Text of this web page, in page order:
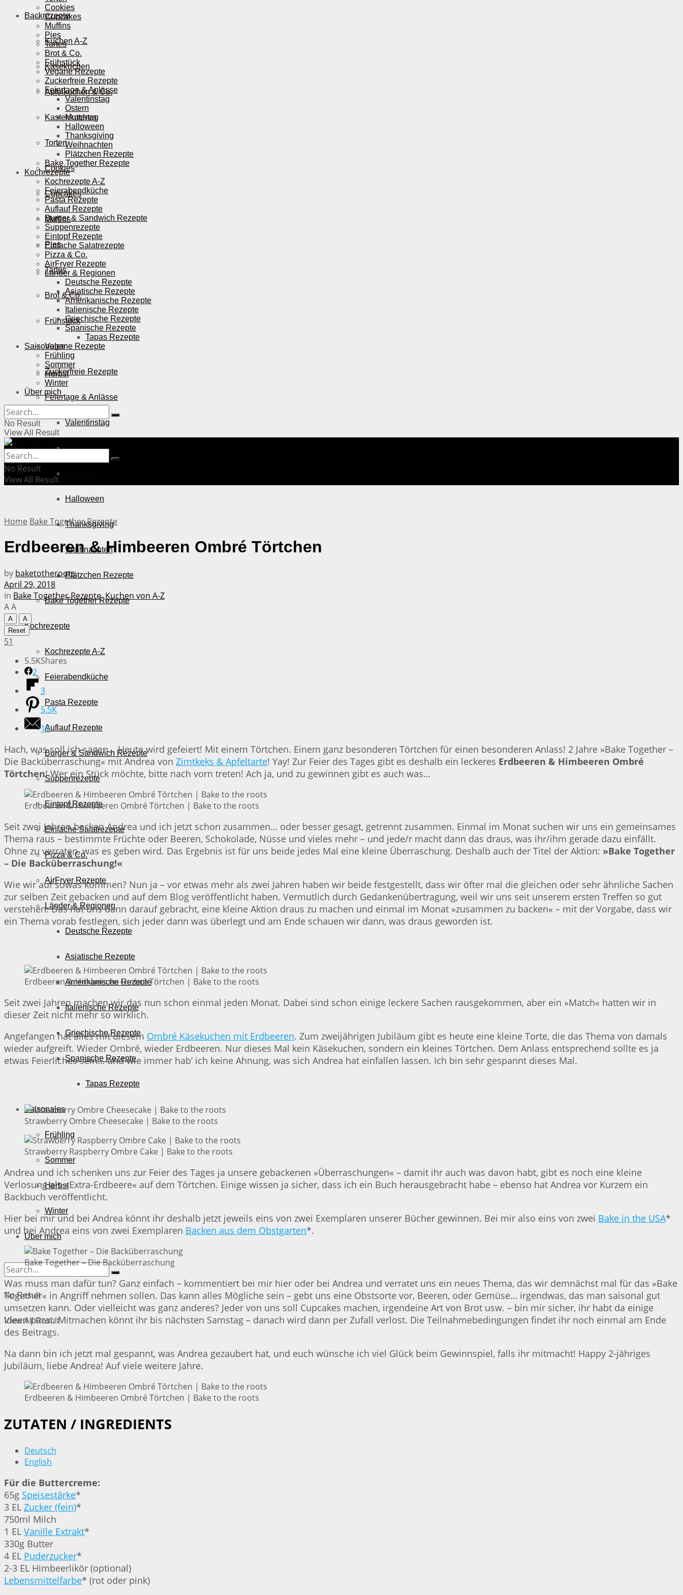
Backrezepte
Kuchen A-Z
Käsekuchen
Apfelkuchen & Co.
Kastenkuchen
Torten
Cookies
Cupcakes
Muffins
Pies
Tartes
Brot & Co.
Frühstück
Vegane Rezepte
Zuckerfreie Rezepte
Feiertage & Anlässe
Valentinstag
Ostern
Halloween
Thanksgiving
Weihnachten
Plätzchen Rezepte
Bake Together Rezepte
Kochrezepte
Kochrezepte A-Z
Feierabendküche
Pasta Rezepte
Auflauf Rezepte
Burger & Sandwich Rezepte
Suppenrezepte
Eintopf Rezepte
Einfache Salatrezepte
Pizza & Co.
AirFryer Rezepte
Länder & Regionen
Deutsche Rezepte
Asiatische Rezepte
Amerikanische Rezepte
Italienische Rezepte
Griechische Rezepte
Spanische Rezepte
Tapas Rezepte
Saisonales
Frühling
Sommer
Herbst
Winter
Über mich
No Result
View All Result
Cookies
Cupcakes
Muffins
Pies
Tartes
Brot & Co.
Frühstück
Vegane Rezepte
Zuckerfreie Rezepte
Feiertage & Anlässe
Valentinstag
Ostern
Muttertag
Halloween
Thanksgiving
Weihnachten
Plätzchen Rezepte
Bake Together Rezepte
Kochrezepte
Kochrezepte A-Z
Feierabendküche
Pasta Rezepte
Auflauf Rezepte
Burger & Sandwich Rezepte
Suppenrezepte
Eintopf Rezepte
Einfache Salatrezepte
Pizza & Co.
AirFryer Rezepte
Länder & Regionen
Deutsche Rezepte
Asiatische Rezepte
Amerikanische Rezepte
Italienische Rezepte
Griechische Rezepte
Spanische Rezepte
Tapas Rezepte
Saisonales
Frühling
Sommer
Herbst
Winter
Über mich
No Result
View All Result
No Result
View All Result
Home Bake Together Rezepte
Erdbeeren & Himbeeren Ombré Törtchen
by baketotheroots
April 29, 2018
in Bake Together Rezepte,Kuchen von A-Z
AA
A
A
Reset
51
5.5KShares
2
3
5.5K
17
Hach, was soll ich sagen… Heute wird gefeiert! Mit einem Törtchen. Einem ganz besonderen Törtchen für einen besonderen Anlass! 2 Jahre »Bake Together –
Die Backüberraschung« mit Andrea von Zimtkeks & Apfeltarte! Yay! Zur Feier des Tages gibt es deshalb ein leckeres Erdbeeren & Himbeeren Ombré
Törtchen! Wer ein Stück möchte, bitte nach vorn treten! Ach ja, und zu gewinnen gibt es auch was…
Erdbeeren & Himbeeren Ombré Törtchen | Bake to the roots
Seit zwei Jahren backen Andrea und ich jetzt schon zusammen… oder besser gesagt, getrennt zusammen. Einmal im Monat suchen wir uns ein gemeinsames
Thema raus – bestimmte Früchte oder Beeren, Schokolade, Nüsse und vieles mehr – und jede/r macht dann das draus, was ihr/ihm gerade dazu einfällt.
Ohne zu verraten, was es geben wird. Das Ergebnis ist für uns beide jedes Mal eine kleine Überraschung. Deshalb auch der Titel der Aktion: »Bake Together
– Die Backüberraschung!«
Wie wir auf sowas kommen? Nun ja – vor etwas mehr als zwei Jahren haben wir beide festgestellt, dass wir öfter mal die gleichen oder sehr ähnliche Sachen
zur selben Zeit gebacken und auf dem Blog veröffentlicht haben. Vermutlich durch Gedankenübertragung, weil wir uns seit unserem ersten Treffen so gut
verstehen. Das hat uns dann darauf gebracht, eine kleine Aktion draus zu machen und einmal im Monat »zusammen zu backen« – mit der Vorgabe, dass wir
ein Thema vorab festlegen, sich jeder dann was überlegt und am Ende schauen wir dann, was draus geworden ist.
Erdbeeren & Himbeeren Ombré Törtchen | Bake to the roots
Seit zwei Jahren machen wir das nun schon einmal jeden Monat. Dabei sind schon einige leckere Sachen rausgekommen, aber ein »Match« hatten wir in
dieser Zeit nicht mehr so wirklich.
Angefangen hat alles mit diesem Ombré Käsekuchen mit Erdbeeren. Zum zweijährigen Jubiläum gibt es heute eine kleine Torte, die das Thema von damals
wieder aufgreift. Wieder Ombré, wieder Erdbeeren. Nur dieses Mal kein Käsekuchen, sondern ein kleines Törtchen. Dem Anlass entsprechend sollte es ja
etwas Feierliches sein… und wie immer hab’ ich keine Ahnung, was sich Andrea hat einfallen lassen. Ich bin sehr gespannt dieses Mal.
Strawberry Ombre Cheesecake | Bake to the roots
Strawberry Raspberry Ombre Cake | Bake to the roots
Andrea und ich schenken uns zur Feier des Tages ja unsere gebackenen »Überraschungen« – damit ihr auch was davon habt, gibt es noch eine kleine
Verlosung als »Extra-Erdbeere« auf dem Törtchen. Einige wissen ja sicher, dass ich ein Buch herausgebracht habe – ebenso hat Andrea vor Kurzem ein
Backbuch veröffentlicht.
Hier bei mir und bei Andrea könnt ihr deshalb jetzt jeweils eins von zwei Exemplaren unserer Bücher gewinnen. Bei mir also eins von zwei Bake in the USA*
und bei Andrea eins von zwei Exemplaren Backen aus dem Obstgarten*.
Bake Together – Die Backüberraschung
Was muss man dafür tun? Ganz einfach – kommentiert bei mir hier oder bei Andrea und verratet uns ein neues Thema, das wir demnächst mal für das »Bake
Together« in Angriff nehmen sollen. Das kann alles Mögliche sein – gebt uns eine Obstsorte vor, Beeren, oder Gemüse… irgendwas, das man saisonal gut
umsetzen kann. Oder vielleicht was ganz anderes? Jeder von uns soll Cupcakes machen, irgendeine Art von Brot usw. – bin mir sicher, ihr habt da einige
Ideen parat. Mitmachen könnt ihr bis nächsten Samstag – danach wird dann per Zufall verlost. Die Teilnahmebedingungen findet ihr noch einmal am Ende
des Beitrags.
Na dann bin ich jetzt mal gespannt, was Andrea gezaubert hat, und euch wünsche ich viel Glück beim Gewinnspiel, falls ihr mitmacht! Happy 2-jähriges
Jubiläum, liebe Andrea! Auf viele weitere Jahre.
Erdbeeren & Himbeeren Ombré Törtchen | Bake to the roots
ZUTATEN / INGREDIENTS
Deutsch
English
Für die Buttercreme:
65g Speisestärke*
3 EL Zucker (fein)*
750ml Milch
1 EL Vanille Extrakt*
330g Butter
4 EL Puderzucker*
2-3 EL Himbeerlikör (optional)
Lebensmittelfarbe* (rot oder pink)